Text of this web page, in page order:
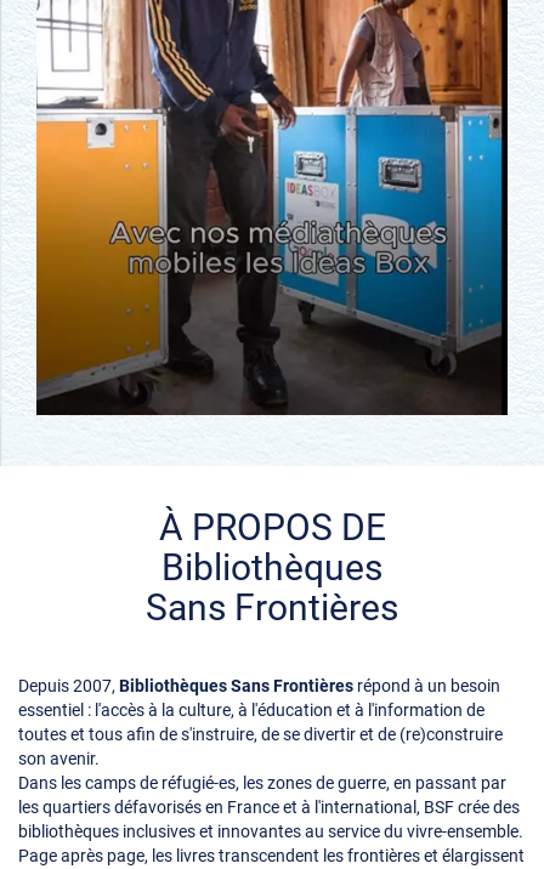
À PROPOS DE
Bibliothèques
Sans Frontières
Depuis 2007, Bibliothèques Sans Frontières répond à un besoin
essentiel : l'accès à la culture, à l'éducation et à l'information de
toutes et tous afin de s'instruire, de se divertir et de (re)construire
son avenir.
Dans les camps de réfugié-es, les zones de guerre, en passant par
les quartiers défavorisés en France et à l'international, BSF crée des
bibliothèques inclusives et innovantes au service du vivre-ensemble.
Page après page, les livres transcendent les frontières et élargissent